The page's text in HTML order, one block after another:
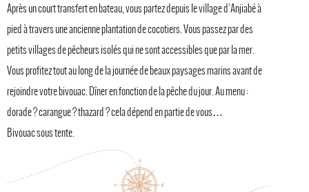
Après un court transfert en bateau, vous partez depuis le village d’Anjiabé à
pied à travers une ancienne plantation de cocotiers. Vous passez par des
petits villages de pêcheurs isolés qui ne sont accessibles que par la mer.
Vous profitez tout au long de la journée de beaux paysages marins avant de
rejoindre votre bivouac. Dîner en fonction de la pêche du jour. Au menu :
dorade ? carangue ? thazard ? cela dépend en partie de vous…
Bivouac sous tente.